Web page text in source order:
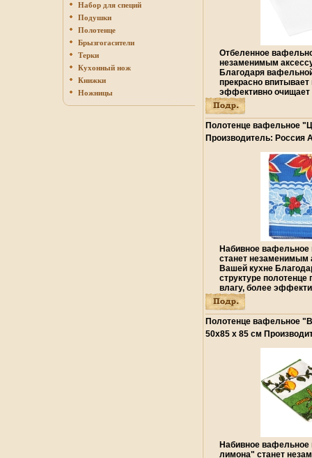
Набор для специй
Подушки
Полотенце
Брызгогасители
Терки
Кухонный нож
Книжки
Ножницы
Отбеленное
незаменимым
Благодаря
прекрасно впитывает
эффективно очищает
Полотенце из
отличный вариант
современной хозяйки
Размер: 45 см х 100
хлопок
Полотенце вафельное
Производитель: Россия
648069 инфо 3848y.
Набивное
станет незаменимым
Вашей кухне
структуре полотенце
влагу, более
удаляет бактерии, а
рисунок идеально
помещения
- отличный вариант
современной хозяйки
Размер: 45 см х 70
Полотенце вафельное
50х85 х 85 см
Набивное вафельное
лимона" станет